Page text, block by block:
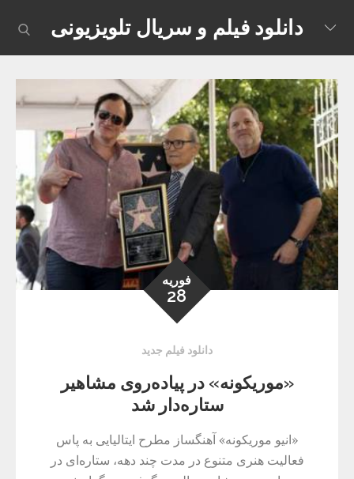
content
دانلود فیلم و سریال تلویزیونی
فوریه
28
دانلود فیلم جدید
«موریکونه» در پیاده‌روی مشاهیر
ستاره‌دار شد
«انیو موریکونه» آهنگساز مطرح ایتالیایی به پاس
فعالیت هنری متنوع در مدت چند دهه، ستاره‌ای در